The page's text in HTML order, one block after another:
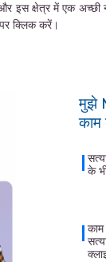
इस क्षेत्र में एक
क्लिक करें।
मुझे
काम
के